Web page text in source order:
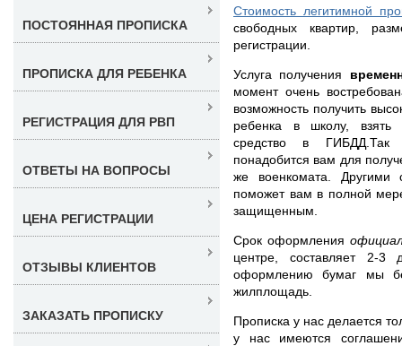
Стоимость легитимной
свободных квартир,
регистрации.
Услуга получения
момент очень
возможность получить
ребенка в школу, взять
средство в ГИБДД.Так
понадобится вам для
же военкомата.
поможет вам в полной
защищенным.
Срок оформления
центре, составляет 2-3
оформлению бумаг мы
жилплощадь.
Прописка у нас делается
у нас имеются
ПОСТОЯННАЯ ПРОПИСКА
ПРОПИСКА ДЛЯ РЕБЕНКА
РЕГИСТРАЦИЯ ДЛЯ РВП
ОТВЕТЫ НА ВОПРОСЫ
ЦЕНА РЕГИСТРАЦИИ
ОТЗЫВЫ КЛИЕНТОВ
ЗАКАЗАТЬ ПРОПИСКУ